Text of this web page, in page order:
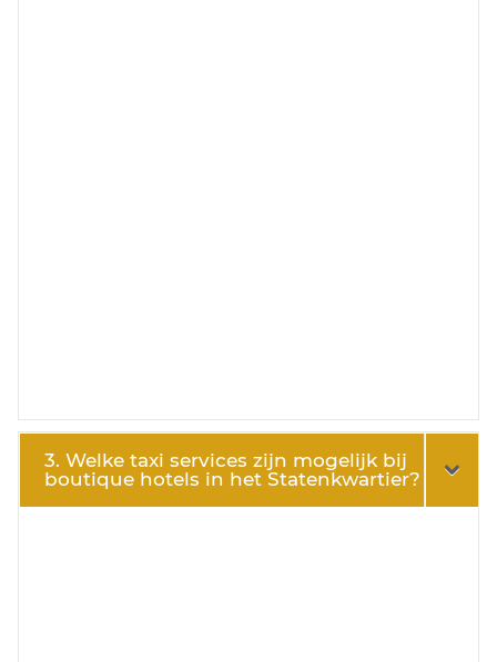
3. Welke taxi services zijn mogelijk bij
boutique hotels in het Statenkwartier?